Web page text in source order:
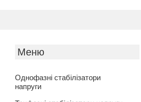
Однофазні стабілізатори
напруги